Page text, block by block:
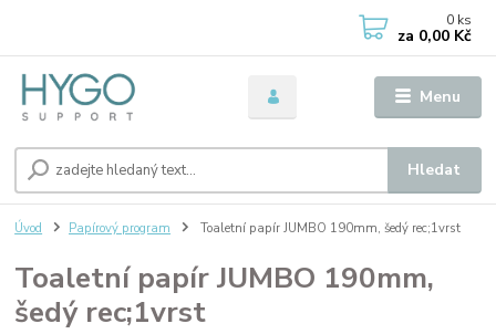
Menu
Hledat
0 ks
za 0,00 Kč
Úvod Papírový program Toaletní papír JUMBO 190mm, šedý rec;1vrst
Toaletní papír JUMBO 190mm,
šedý rec;1vrst